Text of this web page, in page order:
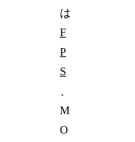
は
F
P
S
M
O